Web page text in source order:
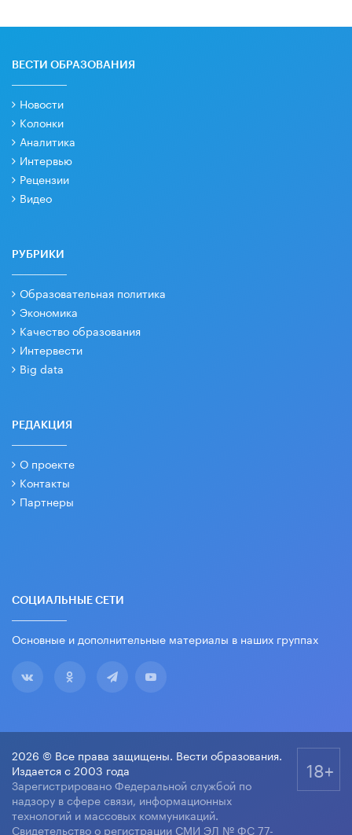
ВЕСТИ ОБРАЗОВАНИЯ
Новости
Колонки
Аналитика
Интервью
Рецензии
Видео
РУБРИКИ
Образовательная политика
Экономика
Качество образования
Интервести
Big data
РЕДАКЦИЯ
О проекте
Контакты
Партнеры
СОЦИАЛЬНЫЕ СЕТИ
Основные и дополнительные материалы в наших группах
2026 © Все права защищены. Вести образования.
Издается с 2003 года
Зарегистрировано Федеральной службой по
надзору в сфере связи, информационных
технологий и массовых коммуникаций.
Свидетельство о регистрации СМИ ЭЛ № ФС 77-
18+